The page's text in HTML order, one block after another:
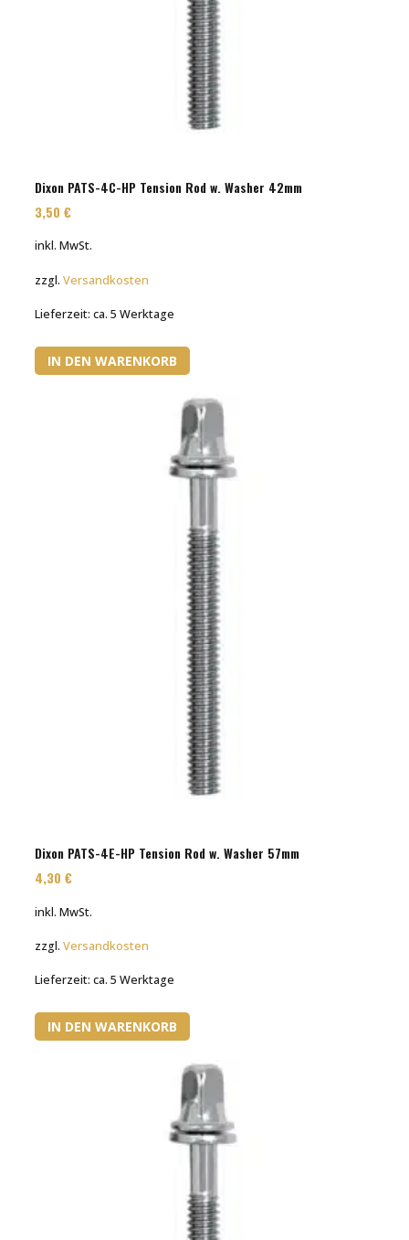
Dixon PATS-4C-HP Tension Rod w. Washer 42mm
3,50€
inkl. MwSt.
zzgl.Versandkosten
Lieferzeit:ca. 5 Werktage
IN DEN WARENKORB
Dixon PATS-4E-HP Tension Rod w. Washer 57mm
4,30€
inkl. MwSt.
zzgl.Versandkosten
Lieferzeit:ca. 5 Werktage
IN DEN WARENKORB